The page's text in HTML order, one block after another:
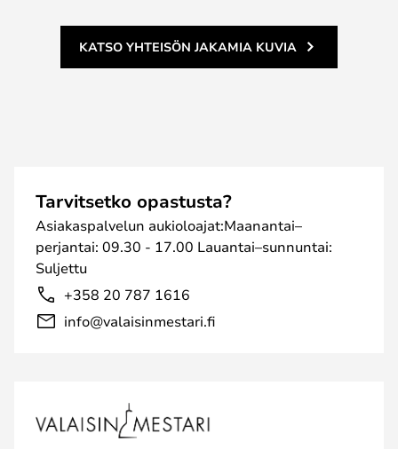
KATSO YHTEISÖN JAKAMIA KUVIA
Tarvitsetko opastusta?
Asiakaspalvelun aukioloajat:Maanantai–
perjantai: 09.30 - 17.00 Lauantai–sunnuntai:
Suljettu
+358 20 787 1616
info@valaisinmestari.fi